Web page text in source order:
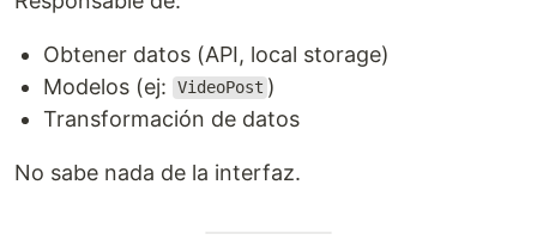
Obtener datos (API, local storage)
Modelos (ej:
VideoPost )
Transformación de datos
No sabe nada de la interfaz.